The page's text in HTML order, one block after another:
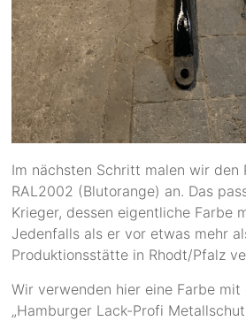
Im nächsten Schritt malen wir den
RAL2002 (Blutorange) an. Das
Krieger, dessen eigentliche Farbe
Jedenfalls als er vor etwas mehr
Produktionsstätte in Rhodt/Pfalz
Wir verwenden hier eine Farbe mit
„Hamburger Lack-Profi